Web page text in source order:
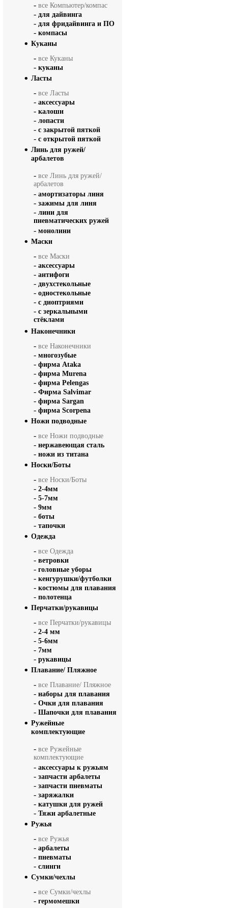
- все Компьютер/компас
- для дайвинга
- для фридайвинга и ПО
- компасы
Куканы
- все Куканы
- куканы
Ласты
- все Ласты
- аксессуары
- калоши
- лопасти
- с закрытой пяткой
- с открытой пяткой
Линь для ружей/
арбалетов
- все Линь для ружей/
арбалетов
- амортизаторы линя
- зажимы для линя
- лини для
пневматических ружей
- монолини
Маски
- все Маски
- аксессуары
- антифоги
- двухстекольные
- одностекольные
- с диоптриями
- с зеркальными
стёклами
Наконечники
- все Наконечники
- многозубые
- фирма Ataka
- фирма Murena
- фирма Pelengas
- Фирма Salvimar
- фирма Sargan
- фирма Scorpena
Ножи подводные
- все Ножи подводные
- нержавеющая сталь
- ножи из титана
Носки/Боты
- все Носки/Боты
- 2-4мм
- 5-7мм
- 9мм
- боты
- тапочки
Одежда
- все Одежда
- ветровки
- головные уборы
- кенгурушки/футболки
- костюмы для плавания
- полотенца
Перчатки/рукавицы
- все Перчатки/рукавицы
- 2-4 мм
- 5-6мм
- 7мм
- рукавицы
Плавание/ Пляжное
- все Плавание/ Пляжное
- наборы для плавания
- Очки для плавания
- Шапочки для плавания
Ружейные
комплектующие
- все Ружейные
комплектующие
- аксессуары к ружьям
- запчасти арбалеты
- запчасти пневматы
- заряжалки
- катушки для ружей
- Тяжи арбалетные
Ружья
- все Ружья
- арбалеты
- пневматы
- слинги
Сумки/чехлы
- все Сумки/чехлы
- гермомешки